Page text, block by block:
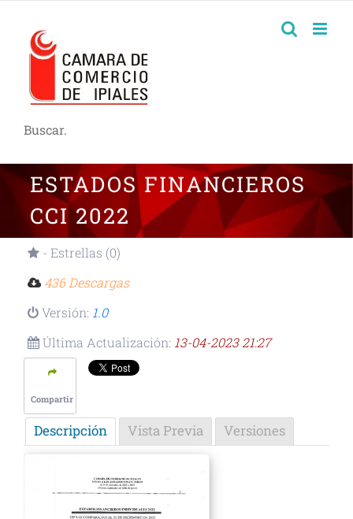
Buscar.
ESTADOS FINANCIEROS
CCI 2022
- Estrellas (0)
436 Descargas
Versión: 1.0
Última Actualización: 13-04-2023 21:27
Compartir
Descripción Vista Previa Versiones